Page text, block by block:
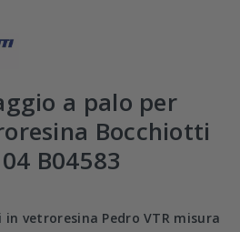
a palo per
Bocchiotti
B04583
vetroresina Pedro VTR misura